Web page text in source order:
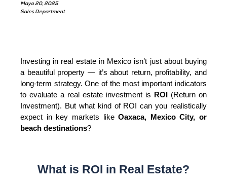
Mayo 20, 2025
Sales Department
Investing in real estate in Mexico isn’t just about buying
a beautiful property — it’s about return, profitability, and
long-term strategy. One of the most important indicators
to evaluate a real estate investment is ROI (Return on
Investment). But what kind of ROI can you realistically
expect in key markets like Oaxaca, Mexico City, or
beach destinations?
What is ROI in Real Estate?